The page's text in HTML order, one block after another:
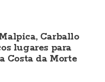
Carballo
lugares para
Costa da Morte